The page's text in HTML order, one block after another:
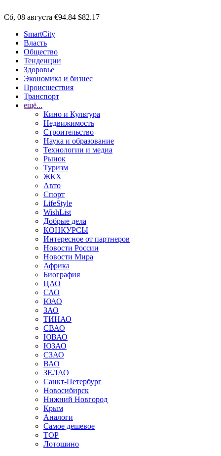
Сб, 08 августа €94.84 $82.17
SmartCity
Власть
Общество
Тенденции
Здоровье
Экономика и бизнес
Происшествия
Транспорт
ещё...
Кино и Культура
Недвижимость
Строительство
Наука и образование
Технологии и медиа
Рынок
Туризм
ЖКХ
Авто
Спорт
LifeStyle
WishList
Добрые дела
КОНКУРСЫ
Интересное от партнеров
Новости России
Новости Мира
Африка
Биография
ЦАО
САО
ЮАО
ЗАО
ТИНАО
СВАО
ЮВАО
ЮЗАО
СЗАО
ВАО
ЗЕЛАО
Санкт-Петербург
Новосибирск
Нижний Новгород
Крым
Аналоги
Самое дешевое
TOP
Лотошино